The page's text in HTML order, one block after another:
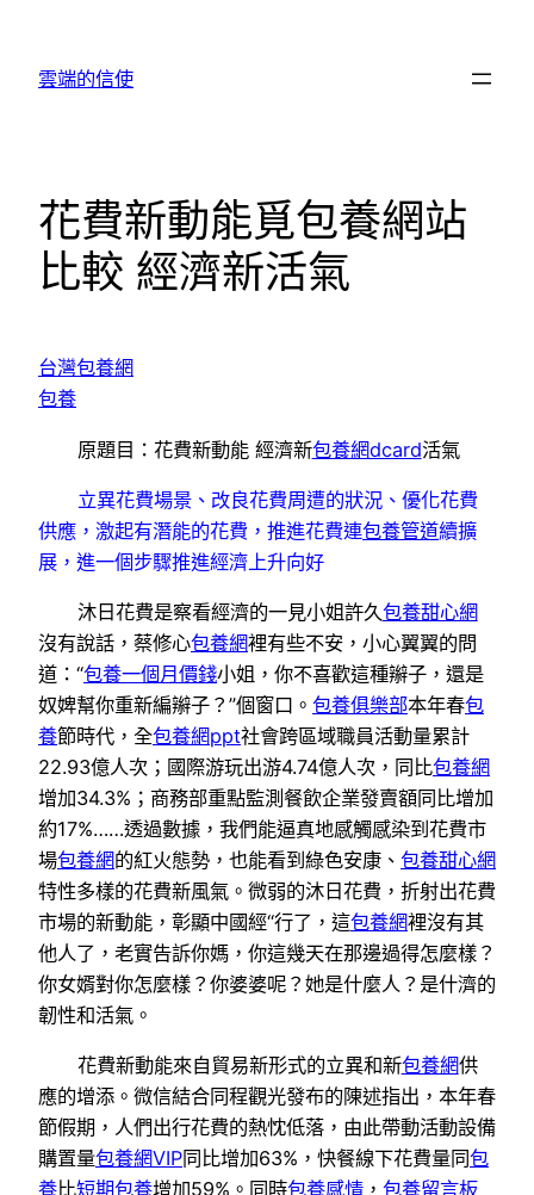
雲端的信使
花費新動能覓包養網站
比較 經濟新活氣
台灣包養網
包養
原題目：花費新動能 經濟新包養網dcard活氣
立異花費場景、改良花費周遭的狀況、優化花費
供應，激起有潛能的花費，推進花費連包養管道續擴
展，進一個步驟推進經濟上升向好
沐日花費是察看經濟的一見小姐許久包養甜心網
沒有說話，蔡修心包養網裡有些不安，小心翼翼的問
道：“包養一個月價錢小姐，你不喜歡這種辮子，還是
奴婢幫你重新編辮子？”個窗口。 包養俱樂部本年春包
養節時代，全包養網ppt社會跨區域職員活動量累計
22.93億人次；國際游玩出游4.74億人次，同比包養網
增加34.3%；商務部重點監測餐飲企業發賣額同比增加
約17%……透過數據，我們能逼真地感觸感染到花費市
場包養網的紅火態勢，也能看到綠色安康、 包養甜心網
特性多樣的花費新風氣。微弱的沐日花費，折射出花費
市場的新動能，彰顯中國經“行了，這包養網裡沒有其
他人了，老實告訴你媽，你這幾天在那邊過得怎麼樣？
你女婿對你怎麼樣？你婆婆呢？她是什麼人？是什濟的
韌性和活氣。
花費新動能來自貿易新形式的立異和新包養網供
應的增添。微信結合同程觀光發布的陳述指出，本年春
節假期，人們出行花費的熱忱低落，由此帶動活動設備
購置量包養網VIP同比增加63%，快餐線下花費量同包
養比短期包養增加59%。同時包養感情 ， 包養留言板